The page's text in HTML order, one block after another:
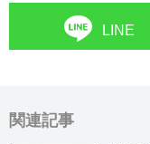
LINE
関連記事